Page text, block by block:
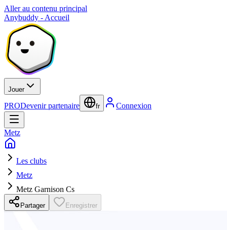
Aller au contenu principal
Anybuddy - Accueil
Jouer
PRODevenir partenaire fr Connexion
Metz
Les clubs
Metz
Metz Garnison Cs
Partager Enregistrer